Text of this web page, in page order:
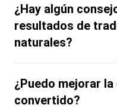
¿Hay algún
resultados de
naturales?
¿Puedo mejorar
convertido?